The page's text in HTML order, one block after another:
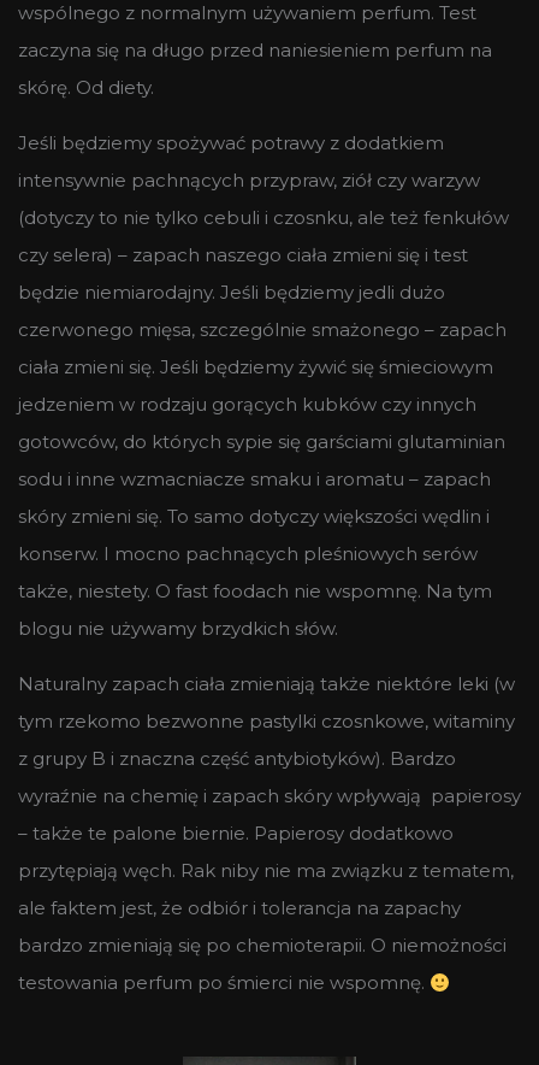
wspólnego z normalnym używaniem perfum. Test
zaczyna się na długo przed naniesieniem perfum na
skórę. Od diety.
Jeśli będziemy spożywać potrawy z dodatkiem
intensywnie pachnących przypraw, ziół czy warzyw
(dotyczy to nie tylko cebuli i czosnku, ale też fenkułów
czy selera) – zapach naszego ciała zmieni się i test
będzie niemiarodajny. Jeśli będziemy jedli dużo
czerwonego mięsa, szczególnie smażonego – zapach
ciała zmieni się. Jeśli będziemy żywić się śmieciowym
jedzeniem w rodzaju gorących kubków czy innych
gotowców, do których sypie się garściami glutaminian
sodu i inne wzmacniacze smaku i aromatu – zapach
skóry zmieni się. To samo dotyczy większości wędlin i
konserw. I mocno pachnących pleśniowych serów
także, niestety. O fast foodach nie wspomnę. Na tym
blogu nie używamy brzydkich słów.
Naturalny zapach ciała zmieniają także niektóre leki (w
tym rzekomo bezwonne pastylki czosnkowe, witaminy
z grupy B i znaczna część antybiotyków). Bardzo
wyraźnie na chemię i zapach skóry wpływają papierosy
– także te palone biernie. Papierosy dodatkowo
przytępiają węch. Rak niby nie ma związku z tematem,
ale faktem jest, że odbiór i tolerancja na zapachy
bardzo zmieniają się po chemioterapii. O niemożności
testowania perfum po śmierci nie wspomnę.